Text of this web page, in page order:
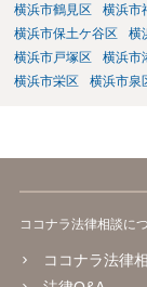
横浜市鶴見区
横浜市
横浜市保土ケ谷区
横
横浜市戸塚区
横浜市
横浜市栄区
横浜市泉
ココナラ法律相談に
ココナラ法律